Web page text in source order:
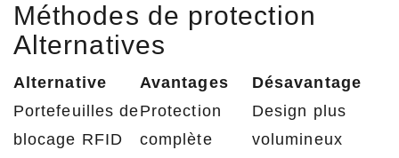
Méthodes de protection
Alternatives
Alternative Avantages
Désavantage
Portefeuilles de
blocage RFID
Protection
complète
Design plus
volumineux